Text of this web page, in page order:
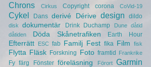
Chrons Cirkus Copyright corona CoVid-19
Cykel Dans derivé Dérive design dildo
disk dokumentär Drink Duchamp Dune
dåtid
dåtiden
Döda Skånetrafiken Earth Hour
Efterrätt ESC fab Familj Fest fika Film fisk
Flytta Fläsk Forskning Foto framtid Frankrike
Fy färg Fönster föreläsning Förort
Garmin